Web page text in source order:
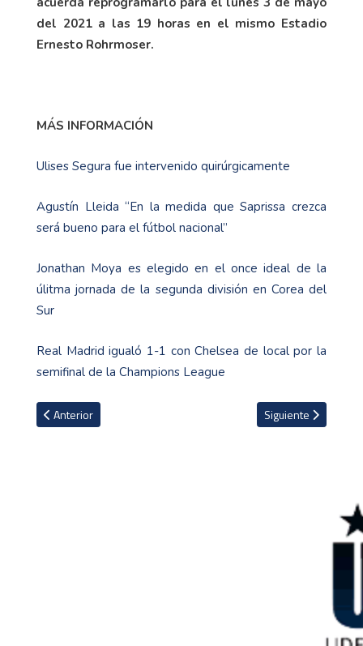
del 2021 a las 19 horas en el mismo Estadio
Ernesto Rohrmoser.
MÁS INFORMACIÓN
Ulises Segura fue intervenido quirúrgicamente
Agustín Lleida “En la medida que Saprissa crezca
será bueno para el fútbol nacional”
Jonathan Moya es elegido en el once ideal de la
úlitma jornada de la segunda división en Corea del
Sur
Real Madrid igualó 1-1 con Chelsea de local por la
semifinal de la Champions League
Artículo anterior: Saprissa comunica que dos de sus jugadores
Anterior Artículo siguiente:
Siguiente